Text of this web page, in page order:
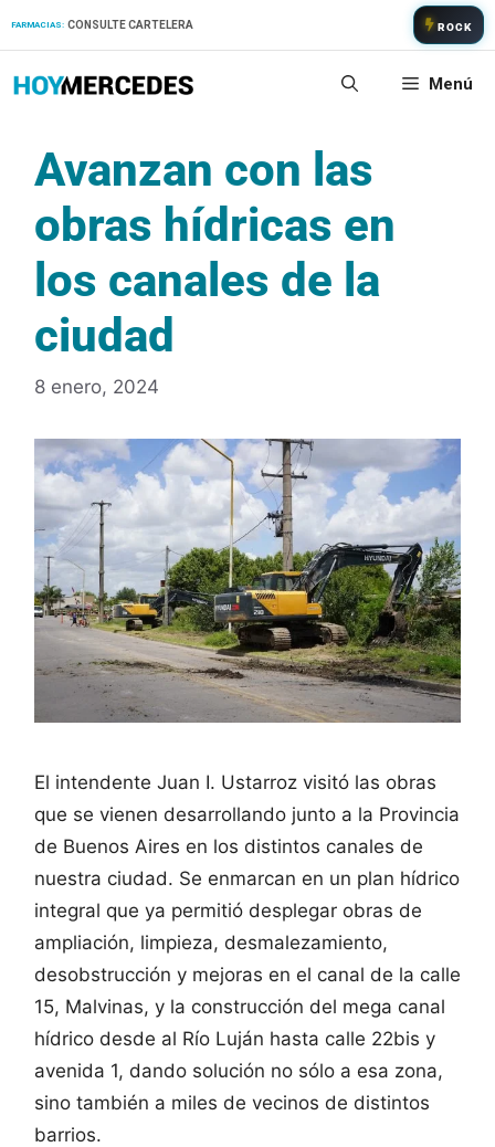
FARMACIAS: CONSULTE CARTELERA ROCK
Menú
Avanzan con las
obras hídricas en
los canales de la
ciudad
8 enero, 2024
El intendente Juan I. Ustarroz visitó las obras
que se vienen desarrollando junto a la Provincia
de Buenos Aires en los distintos canales de
nuestra ciudad. Se enmarcan en un plan hídrico
integral que ya permitió desplegar obras de
ampliación, limpieza, desmalezamiento,
desobstrucción y mejoras en el canal de la calle
15, Malvinas, y la construcción del mega canal
hídrico desde al Río Luján hasta calle 22bis y
avenida 1, dando solución no sólo a esa zona,
sino también a miles de vecinos de distintos
barrios.